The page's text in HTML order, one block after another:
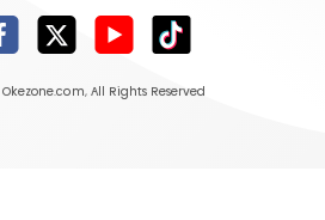
Okezone.com, All Rights Reserved